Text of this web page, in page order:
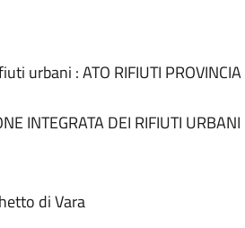
urbani : ATO RIFIUTI PROVINCIA
INTEGRATA DEI RIFIUTI URBANI
di Vara